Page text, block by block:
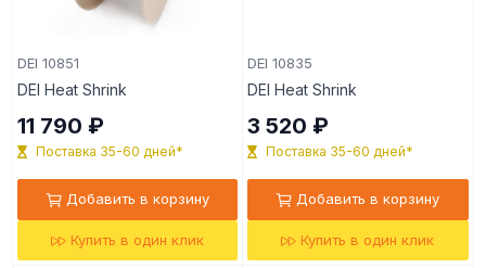
DEI 10851
DEI Heat Shrink
11 790 ₽
Поставка 35-60 дней*
Добавить в корзину
Купить в один клик
DEI 10835
DEI Heat Shrink
3 520 ₽
Поставка 35-60 дней*
Добавить в корзину
Купить в один клик